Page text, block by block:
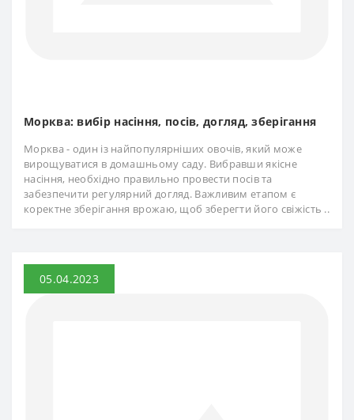
Морква: вибір насіння, посів, догляд, зберігання
Морква - один із найпопулярніших овочів, який може
вирощуватися в домашньому саду. Вибравши якісне
насіння, необхідно правильно провести посів та
забезпечити регулярний догляд. Важливим етапом є
коректне зберігання врожаю, щоб зберегти його свіжість ..
05.04.2023